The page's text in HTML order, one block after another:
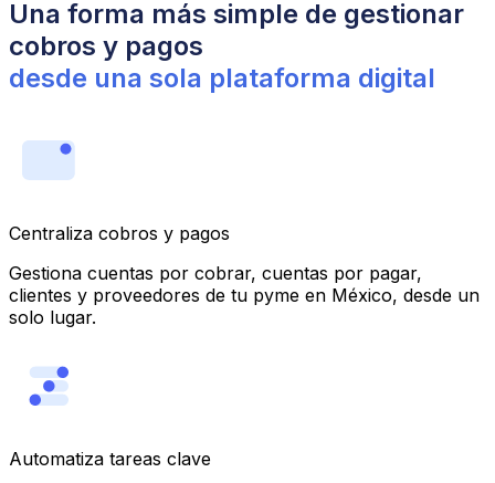
Una forma más simple de gestionar
cobros y pagos
desde una sola plataforma digital
Centraliza cobros y pagos
Gestiona cuentas por cobrar, cuentas por pagar,
clientes y proveedores de tu pyme en México, desde un
solo lugar.
Automatiza tareas clave